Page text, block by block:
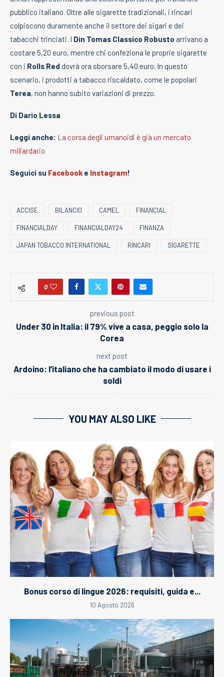
pubblico italiano. Oltre alle sigarette tradizionali, i rincari
colpiscono duramente anche il settore dei sigari e dei
tabacchi trinciati. I Din Tomas Classico Robusto arrivano a
costare 5,20 euro, mentre chi confeziona le proprie sigarette
con i Rolls Red dovrà ora sborsare 5,40 euro. In questo
scenario, i prodotti a tabacco riscaldato, come le popolari
Terea, non hanno subito variazioni di prezzo.
Di Dario Lessa
Leggi anche: La corsa degli umanoidi è già un mercato
miliardario
Seguici su Facebook e Instagram!
ACCISE BILANCIO CAMEL FINANCIAL
FINANCIALDAY FINANCIALDAY24 FINANZA
JAPAN TOBACCO INTERNATIONAL RINCARI SIGARETTE
0
previous post
Under 30 in Italia: il 79% vive a casa, peggio solo la
Corea
next post
Ardoino: l’italiano che ha cambiato il modo di usare i
soldi
YOU MAY ALSO LIKE
Bonus corso di lingue 2026: requisiti, guida e...
10 Agosto 2026